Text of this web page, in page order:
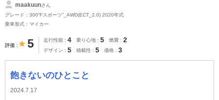
maakuunさん
グレード：300“Fスポーツ”_AWD(ECT_2.0) 2020年式
乗車形式：マイカー
評価 5 走行性能 4 乗り心地 5 燃費 2
デザイン 5 積載性 5 価格 3
飽きないのひとこと
2024.7.17